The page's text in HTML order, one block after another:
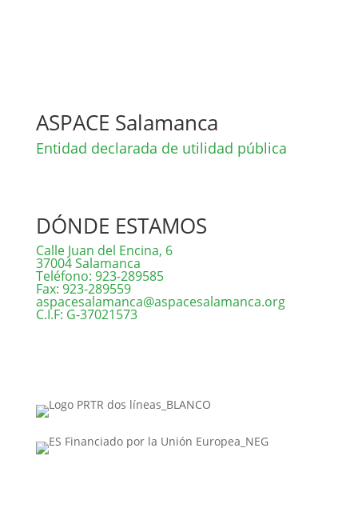
ASPACE Salamanca
Entidad declarada de utilidad pública
DÓNDE ESTAMOS
Calle Juan del Encina, 6
37004 Salamanca
Teléfono: 923-289585
Fax: 923-289559
aspacesalamanca@aspacesalamanca.org
C.I.F: G-37021573